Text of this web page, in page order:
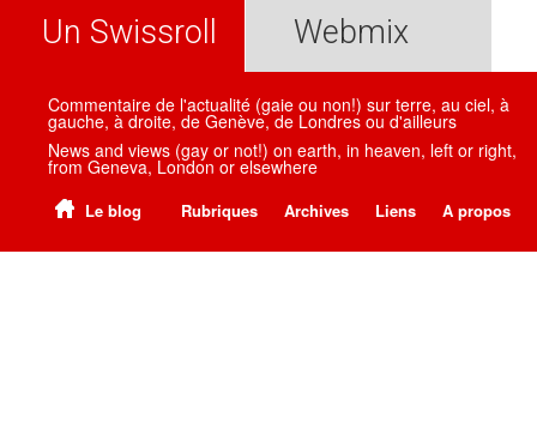
Un Swissroll Webmix
Commentaire de l'actualité (gaie ou non!) sur terre, au ciel, à
gauche, à droite, de Genève, de Londres ou d'ailleurs
News and views (gay or not!) on earth, in heaven, left or right,
from Geneva, London or elsewhere
Le blog Rubriques Archives Liens A propos